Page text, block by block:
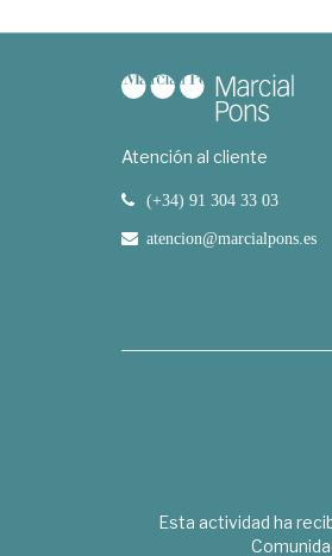
Atención al cliente
(+34) 91 304 33 03
atencion@marcialpons.es
Esta actividad ha